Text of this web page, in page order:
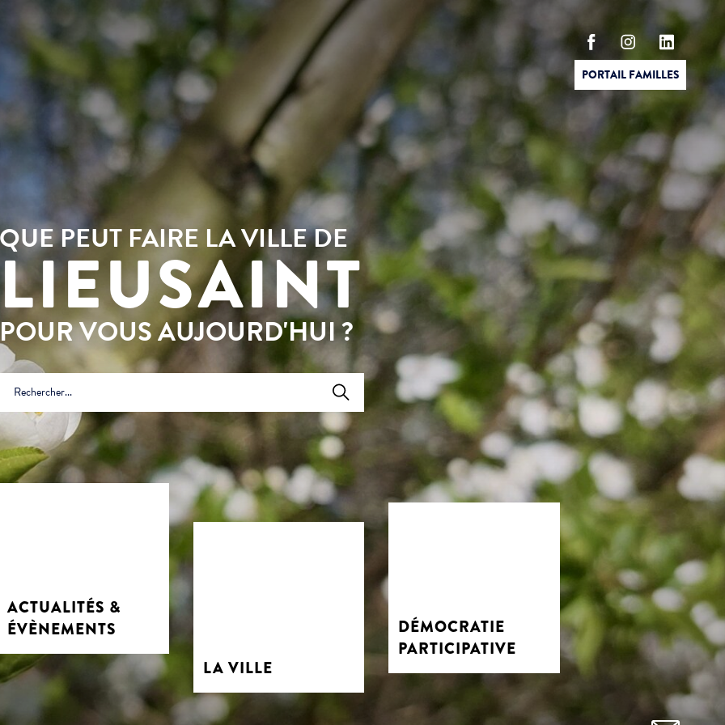
PORTAIL FAMILLES
ACTUALITÉS &
DÉMOCRATIE
PARTICIPATIVE
PEUT FAIRE LA VILLE DE
VOUS AUJOURD'HUI ?
ACTUALITÉS &
ÉVÈNEMENTS
LA VILLE
DÉMOCRATIE
PARTICIPATIVE
:
associative